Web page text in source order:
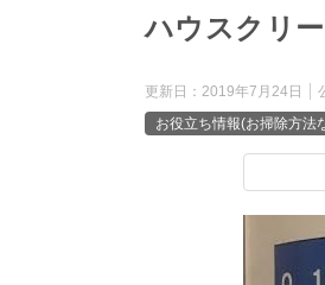
ハウスクリ
更新日： 2019年7月24日
お役立ち情報(お掃除方法